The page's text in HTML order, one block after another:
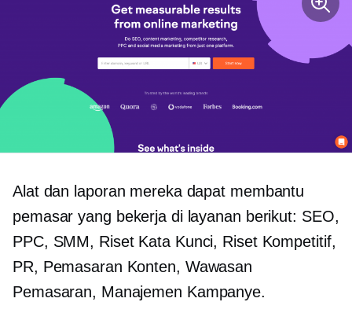
Alat dan laporan mereka dapat membantu
pemasar yang bekerja di layanan berikut: SEO,
PPC, SMM, Riset Kata Kunci, Riset Kompetitif,
PR, Pemasaran Konten, Wawasan
Pemasaran, Manajemen Kampanye.